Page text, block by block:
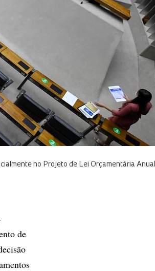
no Projeto de Lei Orçamentária Anual
de